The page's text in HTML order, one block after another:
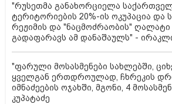
"რუსეთმა განახორციელა
ტერიტორიების 20%-ის ოკუპაცია და
რეჟიმის და "ნაცმოძრაობის"
გადაფარავს ამ დანაშაულს" -
"ფარული მოსასმენები სახლებში,
ყველგან ერთდროულად, ჩხრეკის
იმნაძეების ოჯახში, მგონი, 4
კუპატაძე